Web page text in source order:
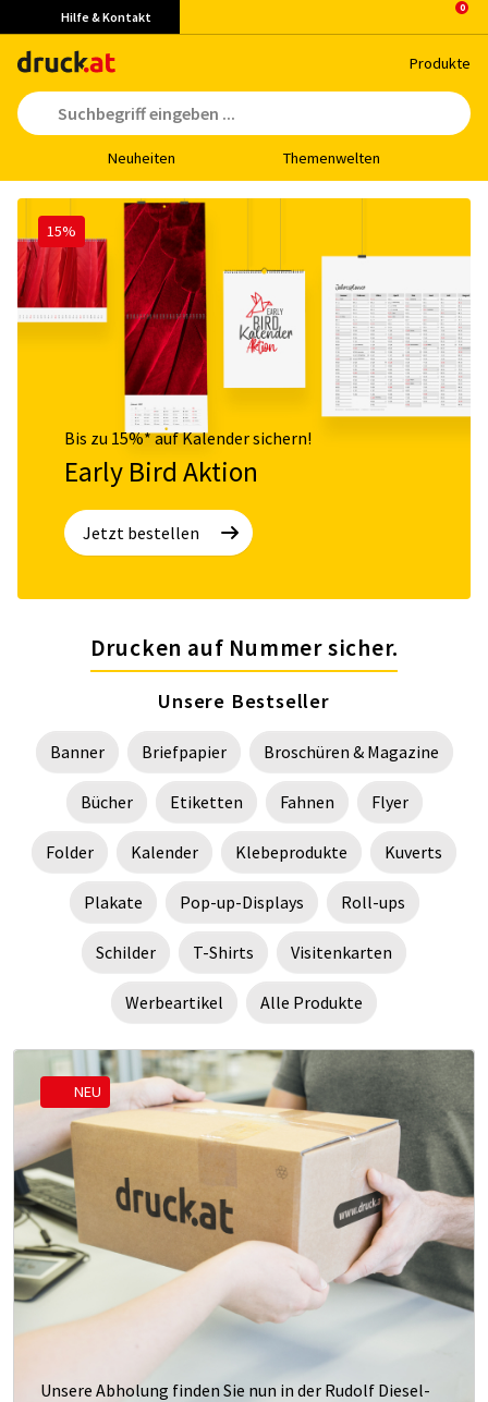
Hilfe & Kontakt
Pro­duk­te
Neu­hei­ten The­men­wel­ten
15%
Bis zu 15%* auf Kalender sichern!
Early Bird Aktion
Jetzt bestellen
Drucken auf Nummer sicher.
Unsere Bestseller
Banner Briefpapier Broschüren & Magazine
Bücher Etiketten Fahnen Flyer
Folder Kalender Klebeprodukte Kuverts
Plakate Pop-up-Displays Roll-ups
Schilder T-Shirts Visitenkarten
Werbeartikel Alle Produkte
NEU
Unsere Abholung finden Sie nun in der Rudolf Diesel-